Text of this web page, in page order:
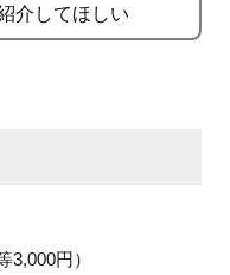
介してほしい
3,000円）